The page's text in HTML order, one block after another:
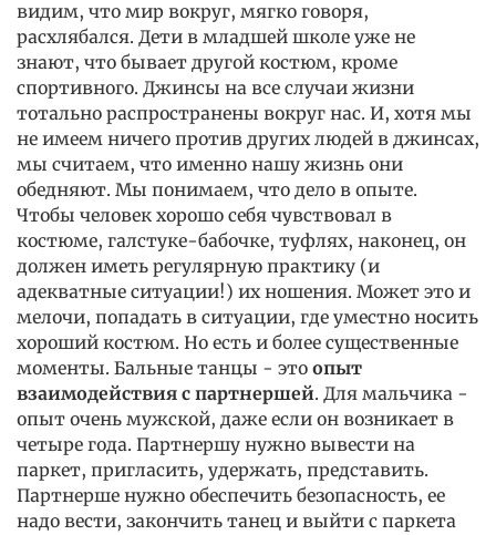
видим, что мир вокруг, мягко говоря,
расхлябался. Дети в младшей школе уже не
знают, что бывает другой костюм, кроме
спортивного. Джинсы на все случаи жизни
тотально распространены вокруг нас. И, хотя мы
не имеем ничего против других людей в джинсах,
мы считаем, что именно нашу жизнь они
обедняют. Мы понимаем, что дело в опыте.
Чтобы человек хорошо себя чувствовал в
костюме, галстуке-бабочке, туфлях, наконец, он
должен иметь регулярную практику (и
адекватные ситуации!) их ношения. Может это и
мелочи, попадать в ситуации, где уместно носить
хороший костюм. Но есть и более существенные
моменты. Бальные танцы - это опыт
взаимодействия с партнершей. Для мальчика -
опыт очень мужской, даже если он возникает в
четыре года. Партнершу нужно вывести на
паркет, пригласить, удержать, представить.
Партнерше нужно обеспечить безопасность, ее
надо вести, закончить танец и выйти с паркета